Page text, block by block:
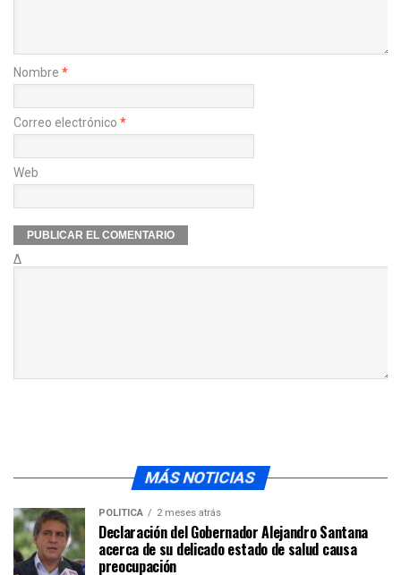
Nombre *
Correo electrónico *
Web
Δ
MÁS NOTICIAS
POLÍTICA 2 meses atrás
Declaración del Gobernador Alejandro Santana
acerca de su delicado estado de salud causa
preocupación